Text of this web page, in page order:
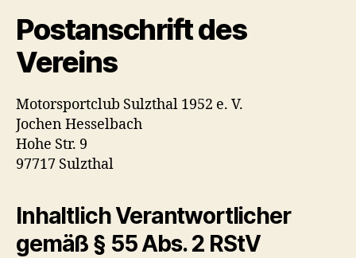
Postanschrift des
Vereins
Motorsportclub Sulzthal 1952 e. V.
Jochen Hesselbach
Hohe Str. 9
97717 Sulzthal
Inhaltlich Verantwortlicher
gemäß § 55 Abs. 2 RStV